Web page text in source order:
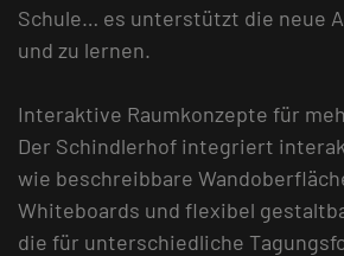
Schule… es unterstützt die neue
und zu lernen.
Interaktive Raumkonzepte für
Der Schindlerhof integriert
wie beschreibbare
Whiteboards und flexibel
die für unterschiedliche